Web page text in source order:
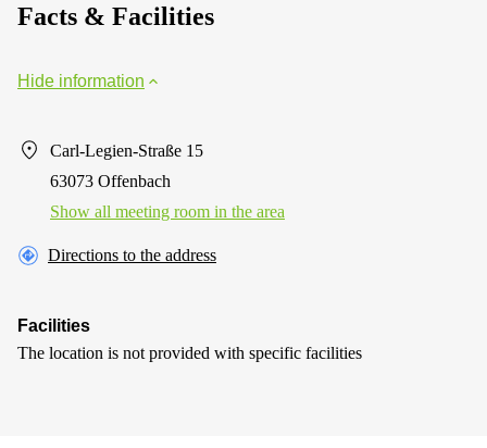
Facts & Facilities
Hide information
Carl-Legien-Straße 15
63073 Offenbach
Show all meeting room in the area
Directions to the address
Facilities
The location is not provided with specific facilities